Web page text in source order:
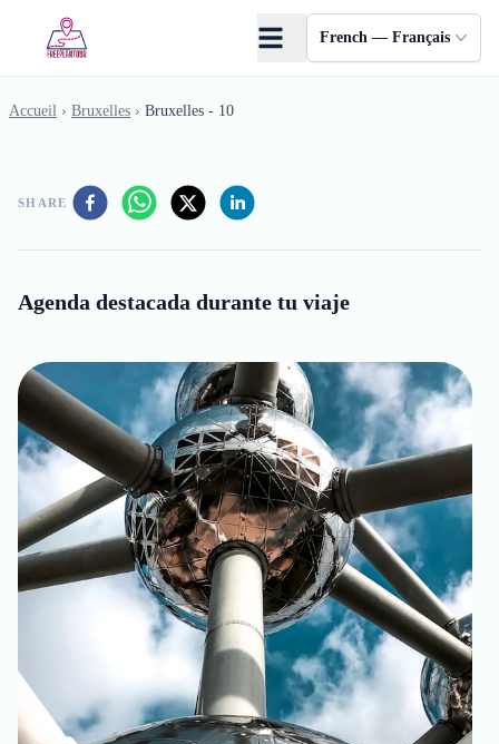
French — Français
Accueil › Bruxelles › Bruxelles - 10
SHARE
Agenda destacada durante tu viaje